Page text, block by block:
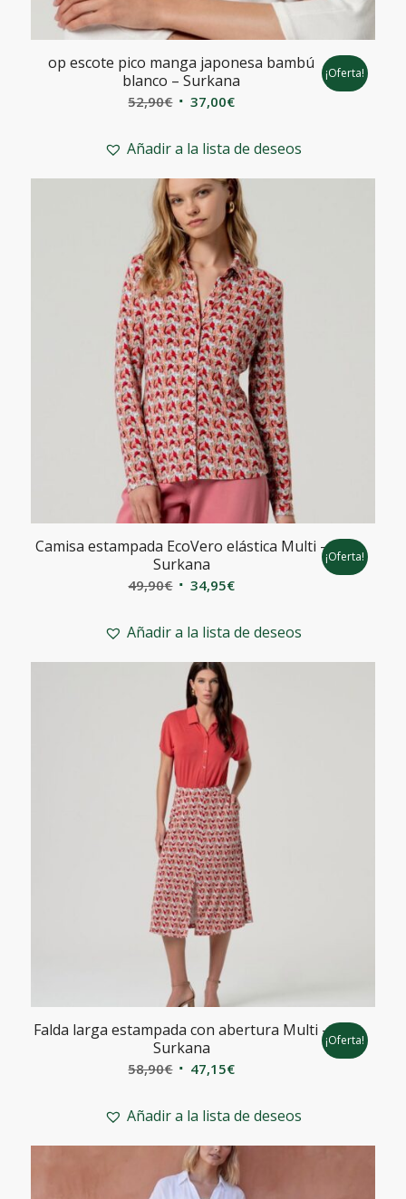
op escote pico manga japonesa bambú
blanco – Surkana
52,90€ El
original
52,90€.
37,00€El
actual
37,00€.
¡Oferta!
Añadir a la lista de deseos
Camisa estampada EcoVero elástica Multi –
Surkana
49,90€ El
original
49,90€.
34,95€El
actual
¡Oferta!
Añadir a la lista de deseos
Falda larga estampada con abertura Multi –
Surkana
58,90€ El
original
58,90€.
47,15€El
actual
47,15€.
¡Oferta!
Añadir a la lista de deseos